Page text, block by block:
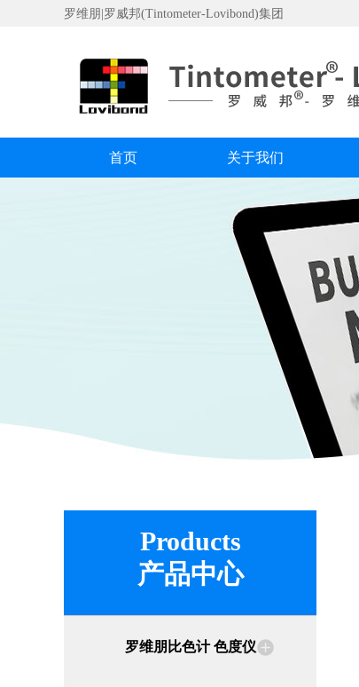
罗维朋|罗威邦(Tintometer-Lovibond)集团
首页 关于我们
Products
产品中心
罗维朋比色计 色度仪